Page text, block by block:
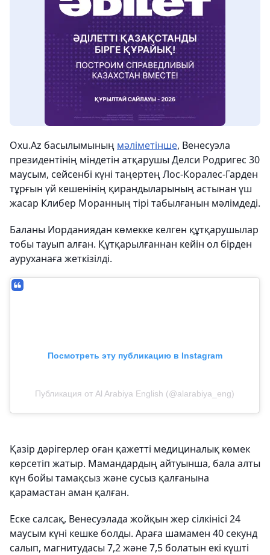
Oxu.Az басылымының мәліметінше, Венесуэла
президентінің міндетін атқарушы Делси Родригес 30
маусым, сейсенбі күні таңертең Лос-Коралес-Гарден
тұрғын үй кешенінің қирандыларының астынан үш
жасар Клибер Моранның тірі табылғанын мәлімдеді.
Баланы Иорданиядан көмекке келген құтқарушылар
тобы тауып алған. Құтқарылғаннан кейін ол бірден
ауруханаға жеткізілді.
Посмотреть эту публикацию в Instagram
Публикация от Al Arabiya English (@alarabiya_eng)
Қазір дәрігерлер оған қажетті медициналық көмек
көрсетіп жатыр. Мамандардың айтуынша, бала алты
күн бойы тамақсыз және сусыз қалғанына
қарамастан аман қалған.
Еске салсақ, Венесуэлада жойқын жер сілкінісі 24
маусым күні кешке болды. Араға шамамен 40 секунд
салып, магнитудасы 7,2 және 7,5 болатын екі күшті